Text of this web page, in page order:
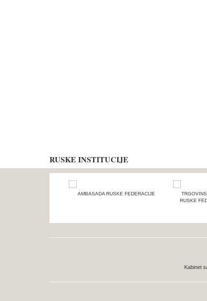
RUSKE INSTITUCIJE
AMBASADA RUSKE FEDERACIJE
RUSKE
Kabinet